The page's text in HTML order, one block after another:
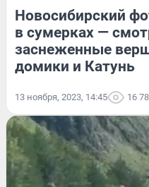
Новосибирский
в сумерках —
заснеженные
домики и Катунь
13 ноября, 2023, 14:45 16